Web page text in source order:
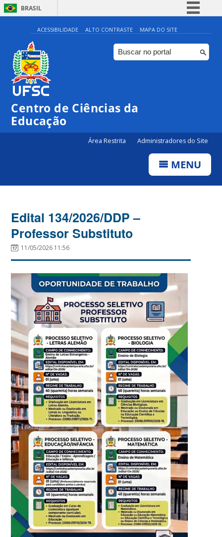
BRASIL
Simplifique!
Comunica BR
Participe
ACESSIBILIDADE ALTO CONTRASTE MAPA DO SITE
Centro de Ciências da
Educação
Área Restrita Administradores do Site
MENU
Edital 134/2026/DDP –
Professor Substituto
11/05/2026 11:56